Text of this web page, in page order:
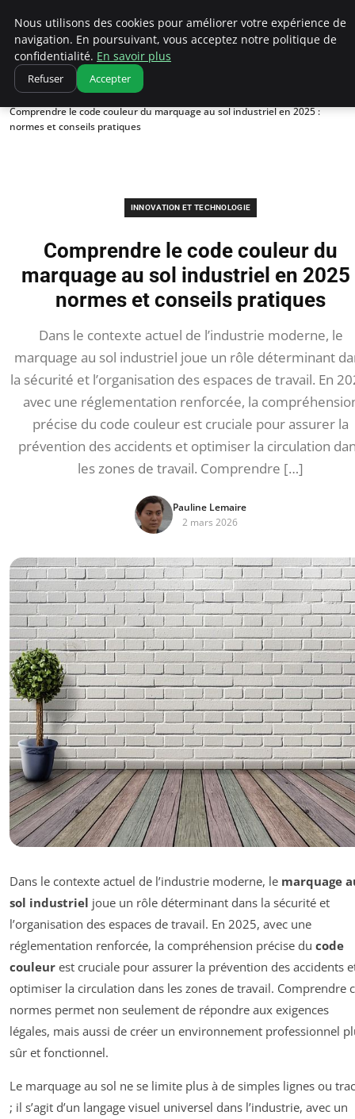
Ultimatefs
Accueil
Innovation et technologie
Comprendre le code couleur du marquage au sol industriel en 2025 :
normes et conseils pratiques
INNOVATION ET TECHNOLOGIE
Comprendre le code couleur du
marquage au sol industriel en 2025
normes et conseils pratiques
Dans le contexte actuel de l’industrie moderne, le
marquage au sol industriel joue un rôle déterminant
la sécurité et l’organisation des espaces de travail. En
avec une réglementation renforcée, la
précise du code couleur est cruciale pour assurer la
prévention des accidents et optimiser la circulation
les zones de travail. Comprendre […]
Pauline Lemaire
2 mars 2026
Dans le contexte actuel de l’industrie moderne, le marquage
sol industriel joue un rôle déterminant dans la sécurité et
l’organisation des espaces de travail. En 2025, avec une
réglementation renforcée, la compréhension précise du code
couleur est cruciale pour assurer la prévention des accidents
optimiser la circulation dans les zones de travail. Comprendre
normes permet non seulement de répondre aux exigences
légales, mais aussi de créer un environnement professionnel
sûr et fonctionnel.
Le marquage au sol ne se limite plus à de simples lignes ou
; il s’agit d’un langage visuel universel dans l’industrie, avec un
Nous utilisons des cookies pour améliorer votre expérience de
navigation. En poursuivant, vous acceptez notre politique de
confidentialité. En savoir plus
Refuser Accepter